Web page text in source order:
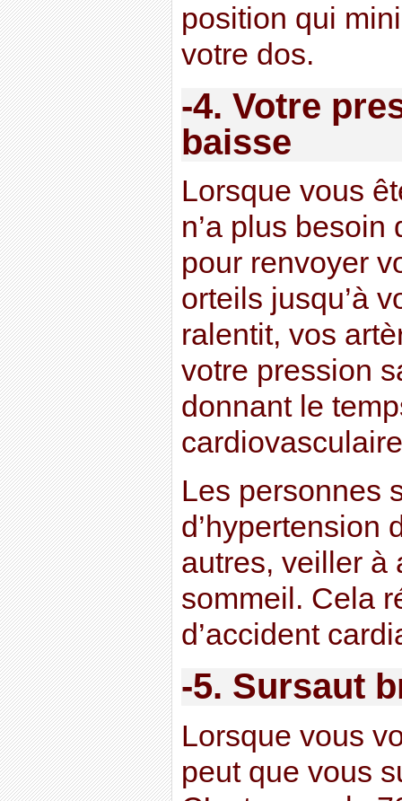
position qui
votre dos.
-4. Votre
baisse
Lorsque vous
n’a plus
pour renvoyer
orteils jusqu’à
ralentit, vos
votre pression
donnant le
Les personnes
d’hypertension
autres, veiller à
sommeil. Cela
d’accident
-5. Sursaut
Lorsque vous
peut que vous